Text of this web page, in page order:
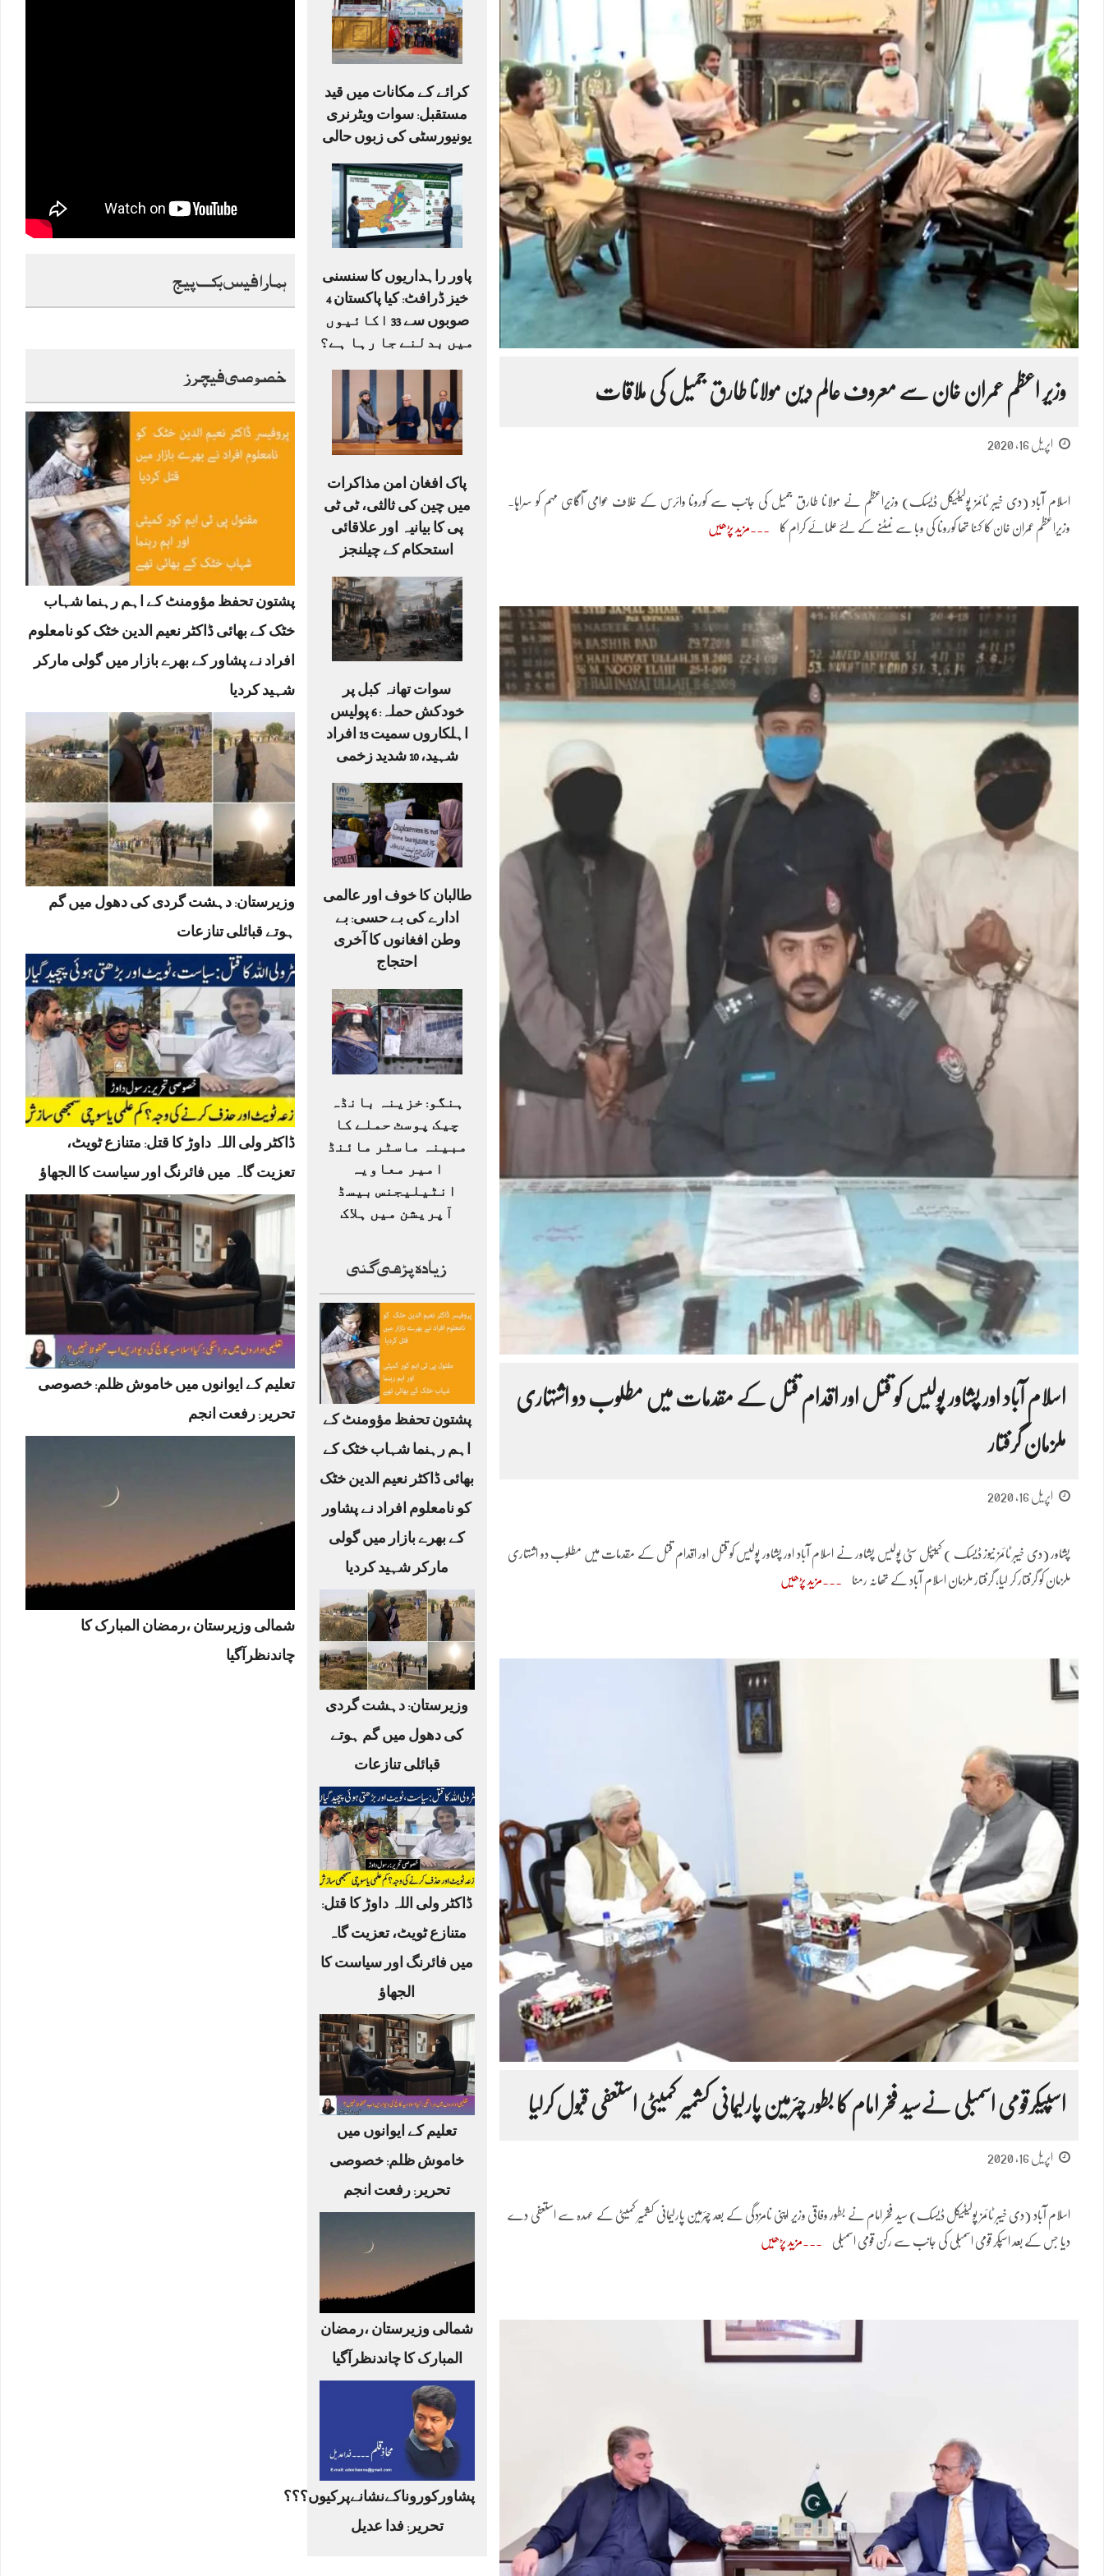
ہمارا فیس بک پیج
خصوصی فیچرز
پشتون تحفظ مؤومنٹ کے اہم رہنما شہاب
خٹک کے بھائی ڈاکٹر نعیم الدین خٹک کو نامعلوم
افراد نے پشاور کے بھرے بازار میں گولی مارکر
شہید کردیا
وزیرستان: دہشت گردی کی دھول میں گم
ہوتے قبائلی تنازعات
ڈاکٹر ولی اللہ داوڑ کا قتل: متنازع ٹویٹ،
تعزیت گاہ میں فائرنگ اور سیاست کا الجھاؤ
تعلیم کے ایوانوں میں خاموش ظلم: خصوصی
تحریر: رفعت انجم
شمالی وزیرستان ،رمضان المبارک کا
چاندنظرآگیا
کرائے کے مکانات میں قید
مستقبل: سوات ویٹرنری
یونیورسٹی کی زبوں حالی
پاور راہداریوں کا سنسنی
خیز ڈرافٹ: کیا پاکستان 4
صوبوں سے 33 اکائیوں
میں بدلنے جا رہا ہے؟
پاک افغان امن مذاکرات
میں چین کی ثالثی، ٹی ٹی
پی کا بیانیہ اور علاقائی
استحکام کے چیلنجز
سوات تھانہ کبل پر
خودکش حملہ: 6 پولیس
اہلکاروں سمیت 15 افراد
شہید، 10 شدید زخمی
طالبان کا خوف اور عالمی
ادارے کی بے حسی: بے
وطن افغانوں کا آخری
احتجاج
ہنگو: خزینہ بانڈہ
چیک پوسٹ حملے کا
مبینہ ماسٹر مائنڈ
امیر معاویہ
انٹیلیجنس بیسڈ
آپریشن میں ہلاک
زیادہ پڑھی گئی
پشتون تحفظ مؤومنٹ کے
اہم رہنما شہاب خٹک کے
بھائی ڈاکٹر نعیم الدین خٹک
کو نامعلوم افراد نے پشاور
کے بھرے بازار میں گولی
مارکر شہید کردیا
وزیرستان: دہشت گردی
کی دھول میں گم ہوتے
قبائلی تنازعات
ڈاکٹر ولی اللہ داوڑ کا قتل:
متنازع ٹویٹ، تعزیت گاہ
میں فائرنگ اور سیاست کا
الجھاؤ
تعلیم کے ایوانوں میں
خاموش ظلم: خصوصی
تحریر: رفعت انجم
شمالی وزیرستان ،رمضان
المبارک کا چاندنظرآگیا
پشاورکوروناکےنشانےپرکیوں؟؟؟
تحریر: فدا عدیل
وزیر اعظم عمران خان سے معروف عالم دین مولانا طارق جمیل کی ملاقات
اپریل 16, 2020
اسلام آباد (دی خیبر ٹائمز پولیٹیکل ڈیسک) وزیراعظم نے مولانا طارق جمیل کی جانب سے کورونا وائرس کے خلاف عوامی آگاہی مہم کو سراہا۔
وزیراعظم عمران خان کا کہنا تھا کورونا کی وبا سے نمٹنے کے لئے علمائے کرام کا مزید پڑھیں
اسلام آباد اور پشاور پولیس کو قتل اور اقدام قتل کے مقدمات میں مطلوب دو اشتہاری
ملزمان گرفتار
اپریل 16, 2020
پشاور (دی خیبر ٹائمز نیوز ڈیسک ) کیپٹل سٹی پولیس پشاور نے اسلام آباد اور پشاور پولیس کو قتل اور اقدام قتل کے مقدمات میں مطلوب دو اشتہاری
ملزمان کو گرفتار کر لیا، گرفتار ملزمان اسلام آباد کے تھانہ رمنا مزید پڑھیں
اسپیکرقومی اسمبلی نےسید فخر امام کا بطور چئرمین پارلیمانی کشمیر کمیٹی استعفی قبول کرلیا
اپریل 16, 2020
اسلام آباد (دی خیبر ٹائمز پولیٹیکل ڈیسک) سید فخر امام نے بطور وفاقی وزیر اپنی نامزدگی کے بعد چئرمین پارلیمانی کشمیر کمیٹی کے عہدہ سے استعفی دے
دیا جس کے بعد اسپکر قومی اسمبلی کی جانب سے رکن قومی اسمبلی مزید پڑھیں